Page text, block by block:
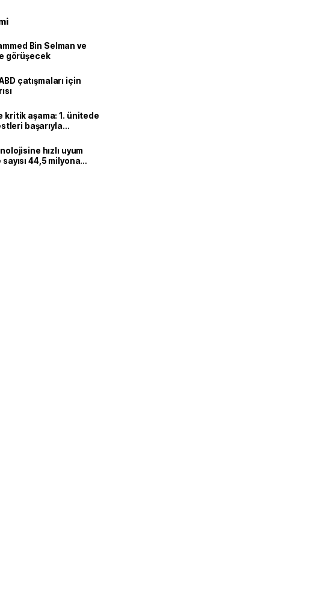
Bin Selman ve
görüşecek
çatışmaları için
kritik aşama: 1. ünitede
başarıyla
hızlı uyum
44,5 milyona